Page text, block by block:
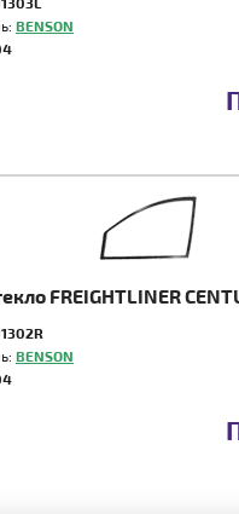
BENSON
FREIGHTLINER
BENSON